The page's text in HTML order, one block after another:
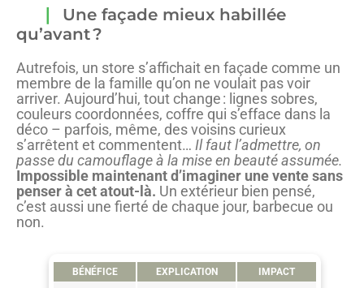
Une façade mieux habillée
qu’avant ?
Autrefois, un store s’affichait en façade comme un
membre de la famille qu’on ne voulait pas voir
arriver. Aujourd’hui, tout change : lignes sobres,
couleurs coordonnées, coffre qui s’efface dans la
déco – parfois, même, des voisins curieux
s’arrêtent et commentent… Il faut l’admettre, on
passe du camouflage à la mise en beauté assumée.
Impossible maintenant d’imaginer une vente sans
penser à cet atout-là. Un extérieur bien pensé,
c’est aussi une fierté de chaque jour, barbecue ou
non.
BÉNÉFICE EXPLICATION IMPACT